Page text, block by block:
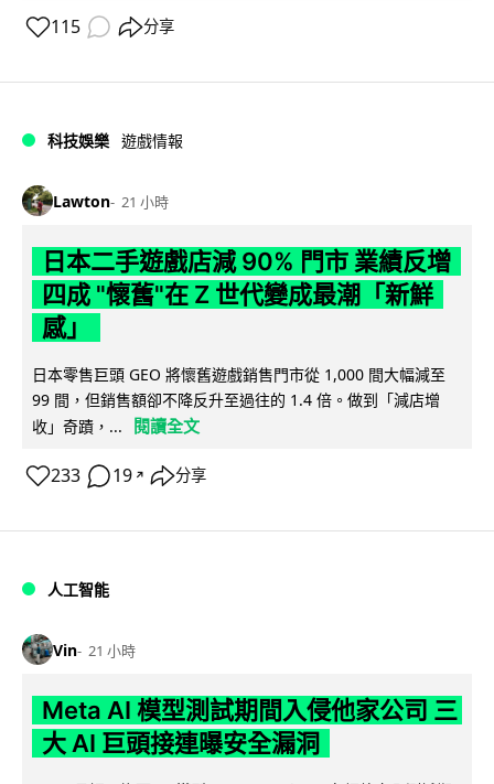
115 分享
科技娛樂 遊戲情報
Lawton 21 小時
日本二手遊戲店減 90% 門市 業績反增
四成 "懷舊"在 Z 世代變成最潮「新鮮
感」
日本零售巨頭 GEO 將懷舊遊戲銷售門市從 1,000 間大幅減至
99 間，但銷售額卻不降反升至過往的 1.4 倍。做到「減店增
收」奇蹟，...
閱讀全文
233 19 ↗ 分享
人工智能
Vin 21 小時
Meta AI 模型測試期間入侵他家公司 三
大 AI 巨頭接連曝安全漏洞